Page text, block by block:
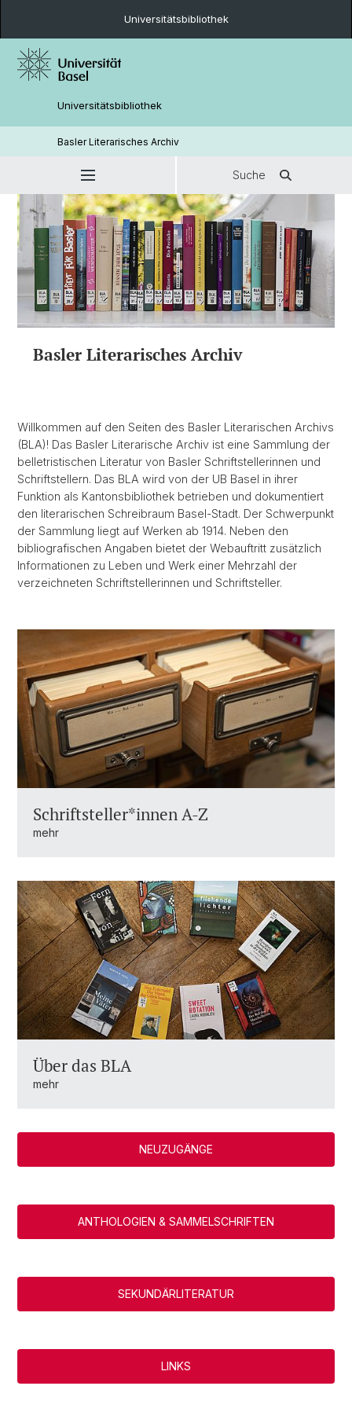
Universitätsbibliothek
Universitätsbibliothek
Basler Literarisches Archiv
Suche
Basler Literarisches Archiv
Willkommen auf den Seiten des Basler Literarischen Archivs
(BLA)! Das Basler Literarische Archiv ist eine Sammlung der
belletristischen Literatur von Basler Schriftstellerinnen und
Schriftstellern. Das BLA wird von der UB Basel in ihrer
Funktion als Kantonsbibliothek betrieben und dokumentiert
den literarischen Schreibraum Basel-Stadt. Der Schwerpunkt
der Sammlung liegt auf Werken ab 1914. Neben den
bibliografischen Angaben bietet der Webauftritt zusätzlich
Informationen zu Leben und Werk einer Mehrzahl der
verzeichneten Schriftstellerinnen und Schriftsteller.
Schriftsteller*innen A-Z
mehr
Über das BLA
mehr
NEUZUGÄNGE
ANTHOLOGIEN & SAMMELSCHRIFTEN
SEKUNDÄRLITERATUR
LINKS